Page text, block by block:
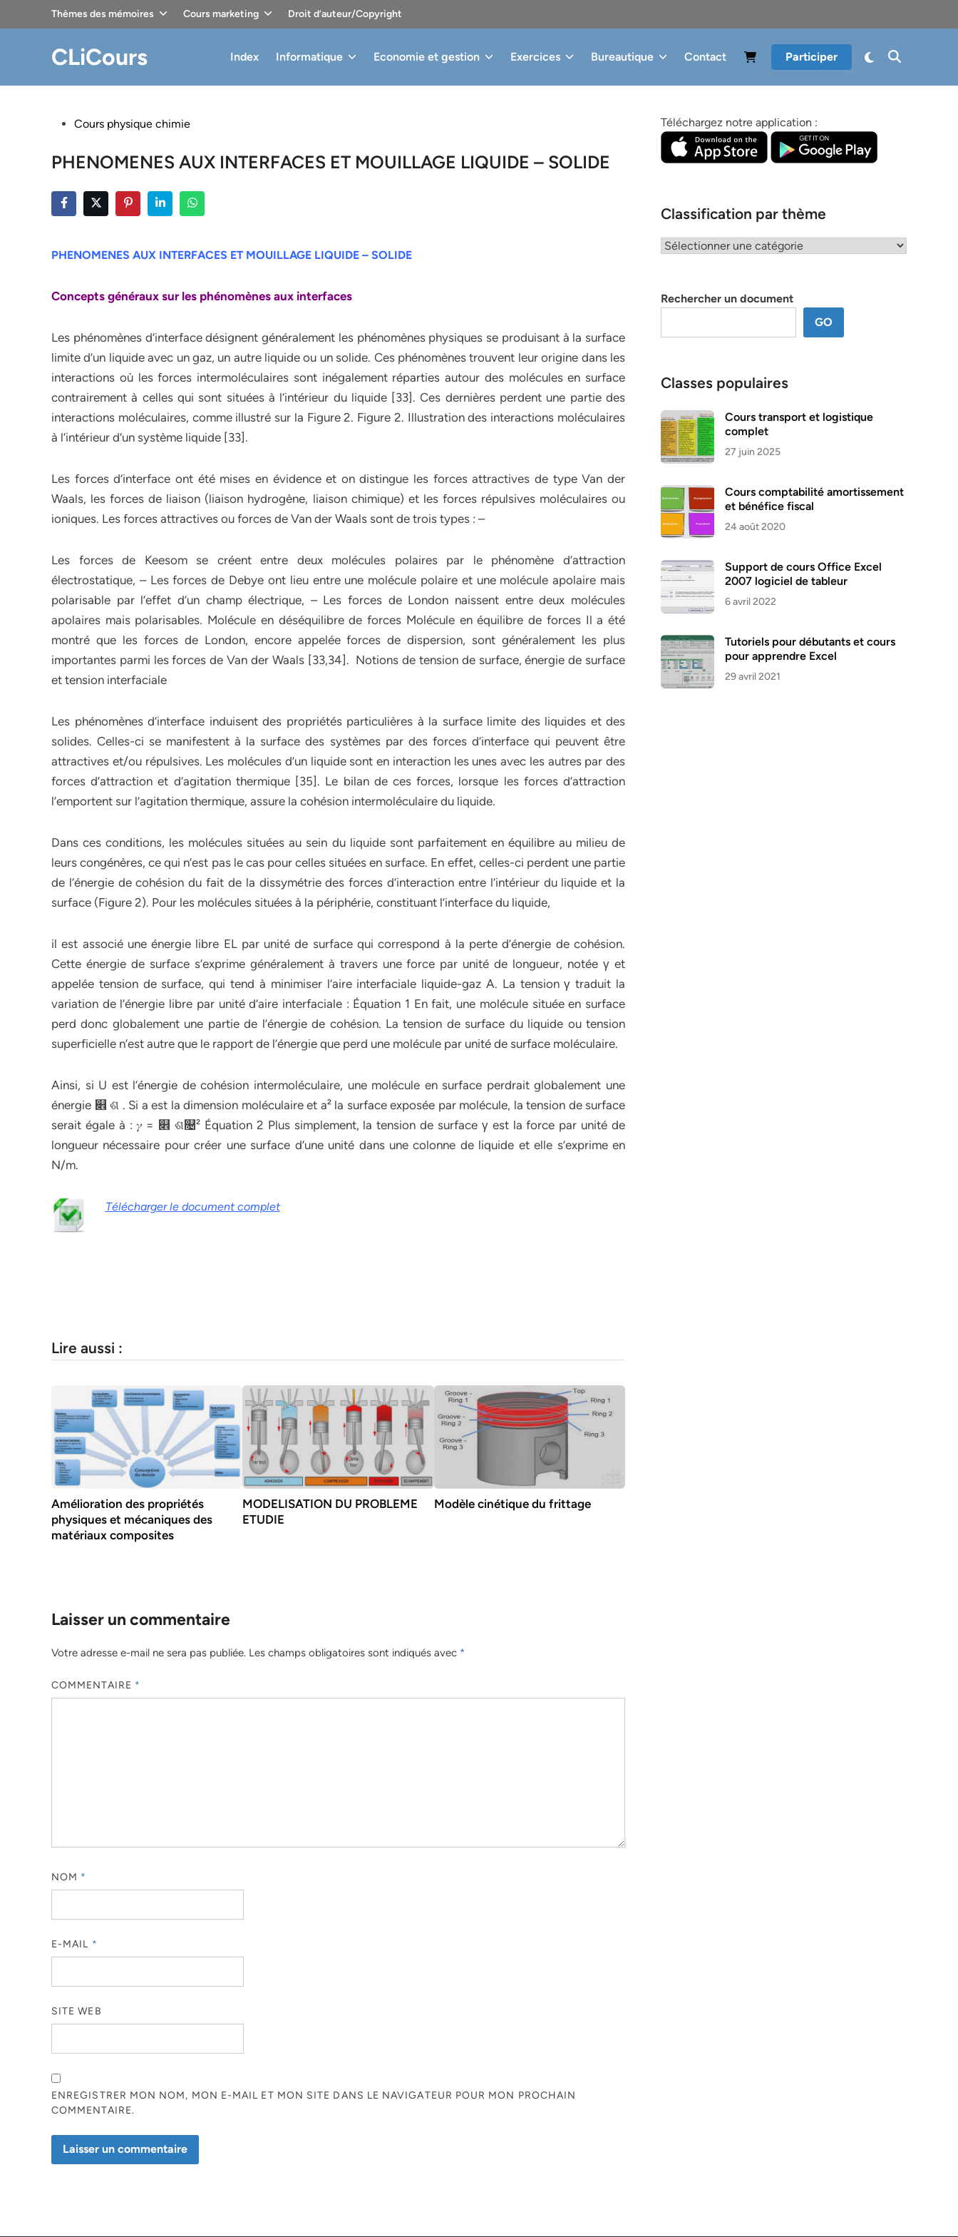
Thèmes des mémoires Cours marketing Droit d’auteur/Copyright
CLiCours Index Informatique Economie et gestion Exercices Bureautique Contact Participer
PostedCours physique chimie
PHENOMENES AUX INTERFACES ET MOUILLAGE LIQUIDE – SOLIDE
PHENOMENES AUX INTERFACES ET MOUILLAGE LIQUIDE – SOLIDE
Concepts généraux sur les phénomènes aux interfaces
Les phénomènes d’interface désignent généralement les phénomènes physiques se produisant à la surface
limite d’un liquide avec un gaz, un autre liquide ou un solide. Ces phénomènes trouvent leur origine dans les
interactions où les forces intermoléculaires sont inégalement réparties autour des molécules en surface
contrairement à celles qui sont situées à l’intérieur du liquide [33]. Ces dernières perdent une partie des
interactions moléculaires, comme illustré sur la Figure 2. Figure 2. Illustration des interactions moléculaires
à l’intérieur d’un système liquide [33].
Les forces d’interface ont été mises en évidence et on distingue les forces attractives de type Van der
Waals, les forces de liaison (liaison hydrogène, liaison chimique) et les forces répulsives moléculaires ou
ioniques. Les forces attractives ou forces de Van der Waals sont de trois types : –
Les forces de Keesom se créent entre deux molécules polaires par le phénomène d’attraction
électrostatique, – Les forces de Debye ont lieu entre une molécule polaire et une molécule apolaire mais
polarisable par l’effet d’un champ électrique, – Les forces de London naissent entre deux molécules
apolaires mais polarisables. Molécule en déséquilibre de forces Molécule en équilibre de forces Il a été
montré que les forces de London, encore appelée forces de dispersion, sont généralement les plus
importantes parmi les forces de Van der Waals [33,34]. Notions de tension de surface, énergie de surface
et tension interfaciale
Les phénomènes d’interface induisent des propriétés particulières à la surface limite des liquides et des
solides. Celles-ci se manifestent à la surface des systèmes par des forces d’interface qui peuvent être
attractives et/ou répulsives. Les molécules d’un liquide sont en interaction les unes avec les autres par des
forces d’attraction et d’agitation thermique [35]. Le bilan de ces forces, lorsque les forces d’attraction
l’emportent sur l’agitation thermique, assure la cohésion intermoléculaire du liquide.
Dans ces conditions, les molécules situées au sein du liquide sont parfaitement en équilibre au milieu de
leurs congénères, ce qui n’est pas le cas pour celles situées en surface. En effet, celles-ci perdent une partie
de l’énergie de cohésion du fait de la dissymétrie des forces d’interaction entre l’intérieur du liquide et la
surface (Figure 2). Pour les molécules situées à la périphérie, constituant l’interface du liquide,
il est associé une énergie libre EL par unité de surface qui correspond à la perte d’énergie de cohésion.
Cette énergie de surface s’exprime généralement à travers une force par unité de longueur, notée γ et
appelée tension de surface, qui tend à minimiser l’aire interfaciale liquide-gaz A. La tension γ traduit la
variation de l’énergie libre par unité d’aire interfaciale : Équation 1 En fait, une molécule située en surface
perd donc globalement une partie de l’énergie de cohésion. La tension de surface du liquide ou tension
superficielle n’est autre que le rapport de l’énergie que perd une molécule par unité de surface moléculaire.
Ainsi, si U est l’énergie de cohésion intermoléculaire, une molécule en surface perdrait globalement une
énergie ௎ ଶ . Si a est la dimension moléculaire et a² la surface exposée par molécule, la tension de surface
serait égale à : 𝛾 = ௎ ଶ௔² Équation 2 Plus simplement, la tension de surface γ est la force par unité de
longueur nécessaire pour créer une surface d’une unité dans une colonne de liquide et elle s’exprime en
N/m.
Télécharger le document complet
Lire aussi :
Amélioration des propriétés
physiques et mécaniques des
matériaux composites
MODELISATION DU PROBLEME
ETUDIE
Modèle cinétique du frittage
Laisser un commentaire
Votre adresse e-mail ne sera pas publiée. Les champs obligatoires sont indiqués avec *
COMMENTAIRE *
NOM *
E-MAIL *
SITE WEB
ENREGISTRER MON NOM, MON E-MAIL ET MON SITE DANS LE NAVIGATEUR POUR MON PROCHAIN
COMMENTAIRE.
Téléchargez notre application :
Classification par thème
Classification
Rechercher un document
GO
Classes populaires
Cours transport et logistique
complet
27 juin 2025
Cours comptabilité amortissement
et bénéfice fiscal
24 août 2020
Support de cours Office Excel
2007 logiciel de tableur
6 avril 2022
Tutoriels pour débutants et cours
pour apprendre Excel
29 avril 2021